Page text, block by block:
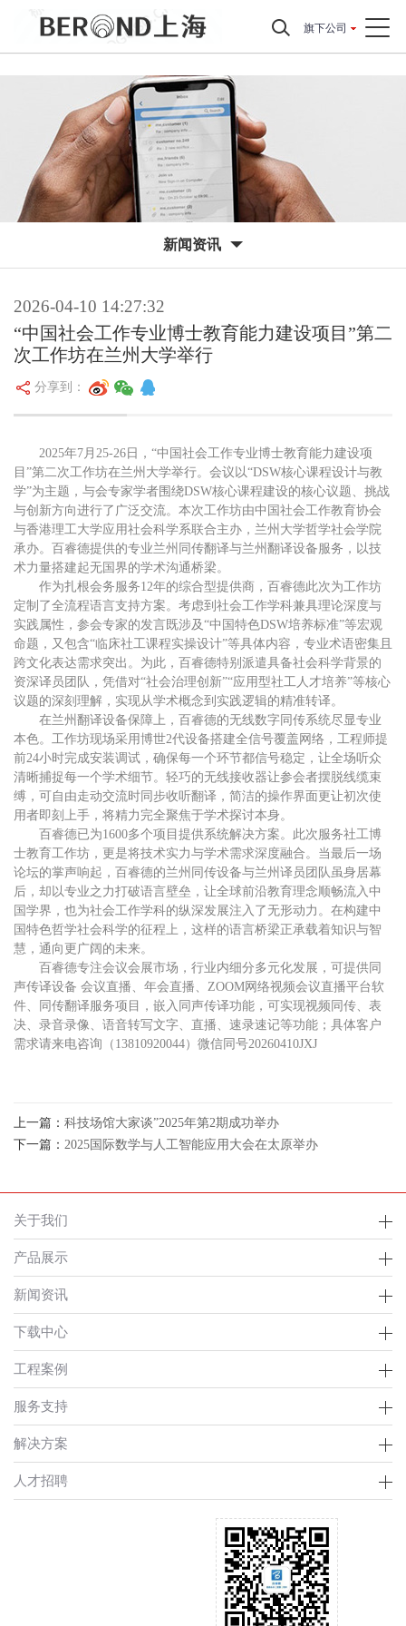
旗下公司
新闻资讯
2026-04-10 14:27:32
“中国社会工作专业博士教育能力建设项目”第二
次工作坊在兰州大学举行
分享到：
2025年7月25-26日，“中国社会工作专业博士教育能力建设项
目”第二次工作坊在兰州大学举行。会议以“DSW核心课程设计与教
学”为主题，与会专家学者围绕DSW核心课程建设的核心议题、挑战
与创新方向进行了广泛交流。本次工作坊由中国社会工作教育协会
与香港理工大学应用社会科学系联合主办，兰州大学哲学社会学院
承办。百睿德提供的专业兰州同传翻译与兰州翻译设备服务，以技
术力量搭建起无国界的学术沟通桥梁。
作为扎根会务服务12年的综合型提供商，百睿德此次为工作坊
定制了全流程语言支持方案。考虑到社会工作学科兼具理论深度与
实践属性，参会专家的发言既涉及“中国特色DSW培养标准”等宏观
命题，又包含“临床社工课程实操设计”等具体内容，专业术语密集且
跨文化表达需求突出。为此，百睿德特别派遣具备社会科学背景的
资深译员团队，凭借对“社会治理创新”“应用型社工人才培养”等核心
议题的深刻理解，实现从学术概念到实践逻辑的精准转译。
在兰州 翻译设备保障上，百睿德的无线数字同传系统尽显专业
本色。工作坊现场采用博世2代设备搭建全信号覆盖网络，工程师提
前24小时完成安装调试，确保每一个环节都信号稳定，让全场听众
清晰捕捉每一个学术细节。轻巧的无线接收器让参会者摆脱线缆束
缚，可自由走动交流时同步收听翻译，简洁的操作界面更让初次使
用者即刻上手，将精力完全聚焦于学术探讨本身。
百睿德已为1600多个项目提供系统解决方案。此次服务社工博
士教育工作坊，更是将技术实力与学术需求深度融合。当最后一场
论坛的掌声响起，百睿德的兰州同传设备与兰州译员团队虽身居幕
后，却以专业之力打破语言壁垒，让全球前沿教育理念顺畅流入中
国学界，也为社会工作学科的纵深发展注入了无形动力。在构建中
国特色哲学社会科学的征程上，这样的语言桥梁正承载着知识与智
慧，通向更广阔的未来。
百睿德专注会议会展市场，行业内细分多元化发展，可提供同
声传译设备 会议直播、年会直播、 ZOOM网络视频会议直播平台软
件、同传翻译服务项目，嵌入同声传译功能，可实现视频同传、表
决、录音录像、语音转写文字、直播、速录速记等功能；具体客户
需求请来电咨询（13810920044）微信同号20260410JXJ
上一篇： 科技场馆大家谈”2025年第2期成功举办
下一篇： 2025国际数学与人工智能应用大会在太原举办
关于我们
产品展示
新闻资讯
下载中心
工程案例
服务支持
解决方案
人才招聘